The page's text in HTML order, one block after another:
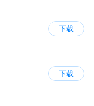
下载
下载